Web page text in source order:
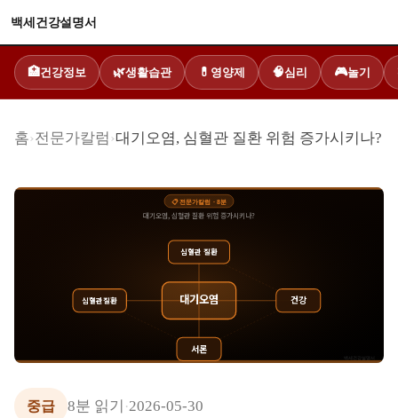
백세건강설명서
🏥 건강정보 🌿생활습관 💊 영양제 🧠심리 🎮놀기
홈›전문가칼럼 ›대기오염, 심혈관 질환 위험 증가시키나?
📋 전문가칼럼 · 8분
대기오염, 심혈관 질환 위험 증가시키나?
심혈관 질환
건강
서론
심혈관질환 대기오염
백세건강설명서
중급 8분 읽기 ·2026-05-30